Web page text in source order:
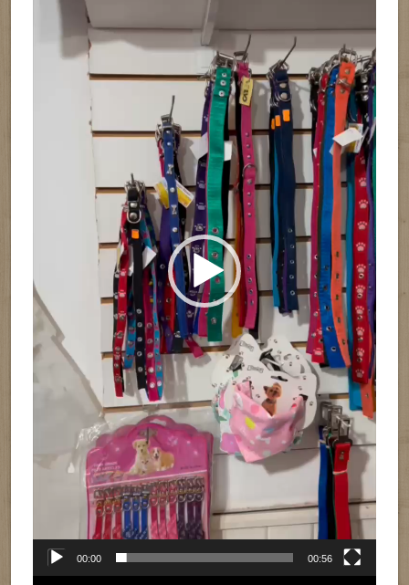
00:00 00:56